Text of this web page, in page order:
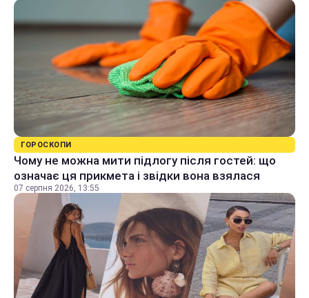
ГОРОСКОПИ
Чому не можна мити підлогу після гостей: що
означає ця прикмета і звідки вона взялася
07 серпня 2026, 13:55